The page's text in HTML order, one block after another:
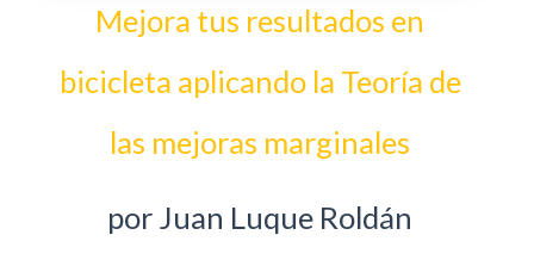
Mejora tus resultados en
bicicleta aplicando la Teoría de
las mejoras marginales
por Juan Luque Roldán